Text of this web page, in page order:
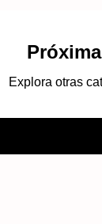
Explora otras